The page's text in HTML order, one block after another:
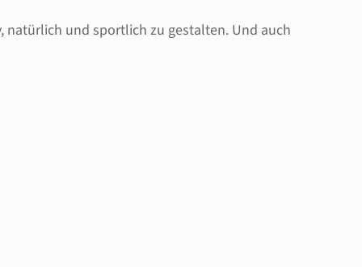
natürlich und sportlich zu gestalten. Und auch